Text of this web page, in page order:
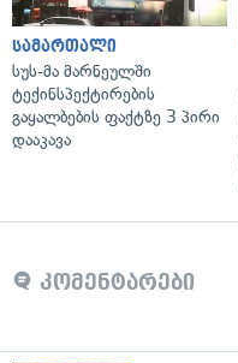
სამართალი
სუს-მა მარნეულში
ტექინსპექტირების
გაყალბების ფაქტზე 3 პირი
დააკავა
კომენტარები